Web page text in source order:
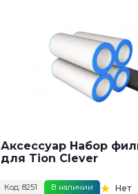
Аксессуар Набор
для Tion Clever
Код: 8251 В наличии Нет